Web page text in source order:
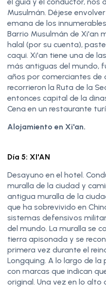
Musulmán. Déjese
emana de los
Barrio Musulmán de Xi'an
halal (por su cuenta),
caqui. Xi'an tiene una de
más antiguas del mundo,
años por comerciantes de
recorrieron la Ruta de la
entonces capital de la
Cena en un restaurante
Alojamiento en Xi'an.
Día 5: XI'AN
Desayuno en el hotel.
muralla de la ciudad y
antigua muralla de la
que ha sobrevivido en
sistemas defensivos
del mundo. La muralla se
tierra apisonada y se
primera vez durante el
Longquing. A lo largo de
con marcas que indican
original. Una vez en lo alto